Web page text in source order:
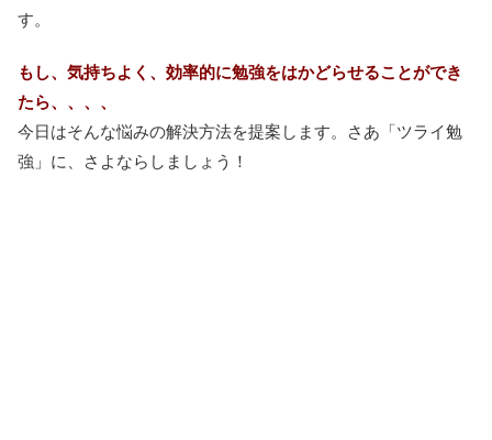
す。
もし、気持ちよく、効率的に勉強をはかどらせることができ
たら、、、、
今日はそんな悩みの解決方法を提案します。さあ「ツライ勉
強」に、さよならしましょう！